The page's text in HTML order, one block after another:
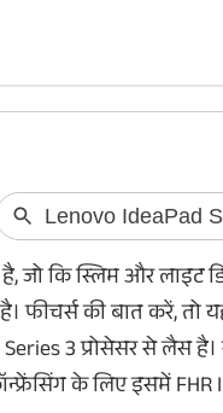
जो कि स्लिम और लाइट
फीचर्स की बात करें, तो
3 प्रोसेसर से लैस
के लिए इसमें FHR
TRAI के आदेश पर
नाराजगी, Spam बढ़ने
Truecaller और TRAI दोनों
System के कारण अब एक-
खड़े हैं। ट्रूकॉलर के CEO ने एक
के फैसले पर अपनी नराजगी